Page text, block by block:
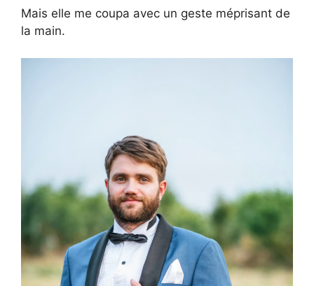
Mais elle me coupa avec un geste méprisant de
la main.